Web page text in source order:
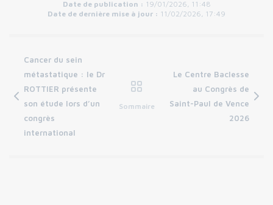
Date de publication : 19/01/2026, 11:48
Date de dernière mise à jour : 11/02/2026, 17:49
Cancer du sein
métastatique : le Dr
ROTTIER présente
son étude lors d’un
congrès
international
Sommaire
Le Centre Baclesse
au Congrès de
Saint-Paul de Vence
2026